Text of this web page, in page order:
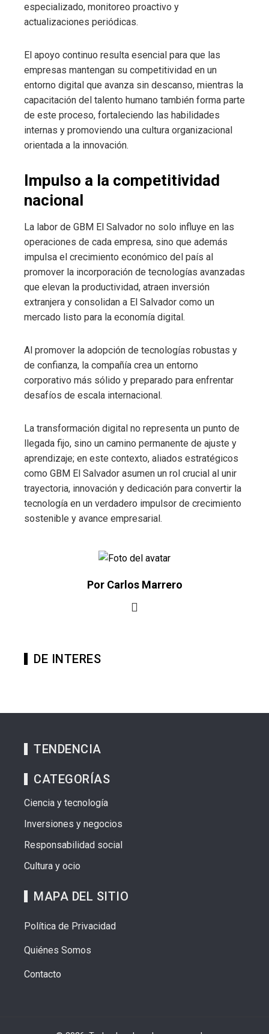
especializado, monitoreo proactivo y
actualizaciones periódicas.
El apoyo continuo resulta esencial para que las
empresas mantengan su competitividad en un
entorno digital que avanza sin descanso, mientras la
capacitación del talento humano también forma parte
de este proceso, fortaleciendo las habilidades
internas y promoviendo una cultura organizacional
orientada a la innovación.
Impulso a la competitividad
nacional
La labor de GBM El Salvador no solo influye en las
operaciones de cada empresa, sino que además
impulsa el crecimiento económico del país al
promover la incorporación de tecnologías avanzadas
que elevan la productividad, atraen inversión
extranjera y consolidan a El Salvador como un
mercado listo para la economía digital.
Al promover la adopción de tecnologías robustas y
de confianza, la compañía crea un entorno
corporativo más sólido y preparado para enfrentar
desafíos de escala internacional.
La transformación digital no representa un punto de
llegada fijo, sino un camino permanente de ajuste y
aprendizaje; en este contexto, aliados estratégicos
como GBM El Salvador asumen un rol crucial al unir
trayectoria, innovación y dedicación para convertir la
tecnología en un verdadero impulsor de crecimiento
sostenible y avance empresarial.
Por Carlos Marrero
DE INTERES
TENDENCIA
CATEGORÍAS
Ciencia y tecnología
Inversiones y negocios
Responsabilidad social
Cultura y ocio
MAPA DEL SITIO
Política de Privacidad
Quiénes Somos
Contacto